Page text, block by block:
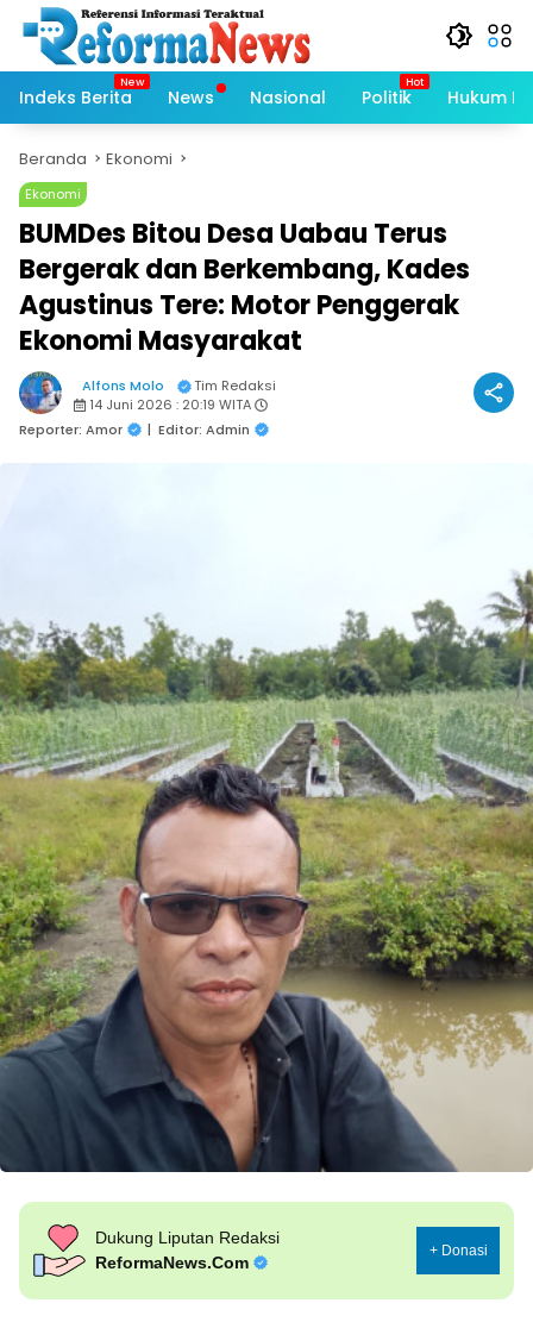
Langsung
konten
Indeks Berita
News Nasional Politik Hukum
Beranda Ekonomi
Ekonomi
BUMDes Bitou Desa Uabau Terus
Bergerak dan Berkembang, Kades
Agustinus Tere: Motor Penggerak
Ekonomi Masyarakat
Alfons Molo
Tim Redaksi
14 Juni 2026 : 20:19 WITA
Reporter: Amor
| Editor: Admin
Dukung Liputan Redaksi
ReformaNews.Com
+ Donasi